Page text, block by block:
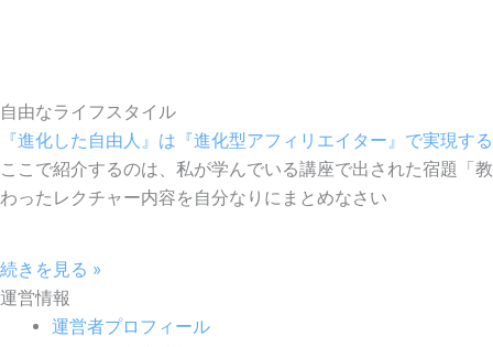
自由なライフスタイル
『進化した自由人』は『進化型アフィリエイター』で実現する
ここで紹介するのは、私が学んでいる講座で出された宿題「教
わったレクチャー内容を自分なりにまとめなさい
続きを見る »
運営情報
運営者プロフィール